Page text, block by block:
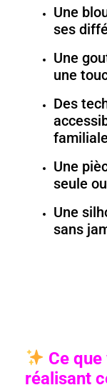
Une
ses
Une
une
Des
Une
seule
Une
sans
Ce
réalisant